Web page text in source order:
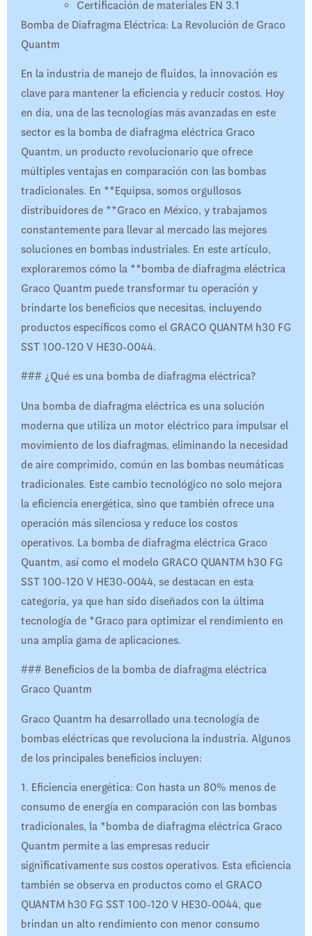
Certificación de materiales EN 3.1
Bomba de Diafragma Eléctrica: La Revolución de Graco
Quantm
En la industria de manejo de fluidos, la innovación es
clave para mantener la eficiencia y reducir costos. Hoy
en día, una de las tecnologías más avanzadas en este
sector es la bomba de diafragma eléctrica Graco
Quantm, un producto revolucionario que ofrece
múltiples ventajas en comparación con las bombas
tradicionales. En **Equipsa, somos orgullosos
distribuidores de **Graco en México, y trabajamos
constantemente para llevar al mercado las mejores
soluciones en bombas industriales. En este artículo,
exploraremos cómo la **bomba de diafragma eléctrica
Graco Quantm puede transformar tu operación y
brindarte los beneficios que necesitas, incluyendo
productos específicos como el GRACO QUANTM h30 FG
SST 100-120 V HE30-0044.
### ¿Qué es una bomba de diafragma eléctrica?
Una bomba de diafragma eléctrica es una solución
moderna que utiliza un motor eléctrico para impulsar el
movimiento de los diafragmas, eliminando la necesidad
de aire comprimido, común en las bombas neumáticas
tradicionales. Este cambio tecnológico no solo mejora
la eficiencia energética, sino que también ofrece una
operación más silenciosa y reduce los costos
operativos. La bomba de diafragma eléctrica Graco
Quantm, así como el modelo GRACO QUANTM h30 FG
SST 100-120 V HE30-0044, se destacan en esta
categoría, ya que han sido diseñados con la última
tecnología de *Graco para optimizar el rendimiento en
una amplia gama de aplicaciones.
### Beneficios de la bomba de diafragma eléctrica
Graco Quantm
Graco Quantm ha desarrollado una tecnología de
bombas eléctricas que revoluciona la industria. Algunos
de los principales beneficios incluyen:
1. Eficiencia energética: Con hasta un 80% menos de
consumo de energía en comparación con las bombas
tradicionales, la *bomba de diafragma eléctrica Graco
Quantm permite a las empresas reducir
significativamente sus costos operativos. Esta eficiencia
también se observa en productos como el GRACO
QUANTM h30 FG SST 100-120 V HE30-0044, que
brindan un alto rendimiento con menor consumo